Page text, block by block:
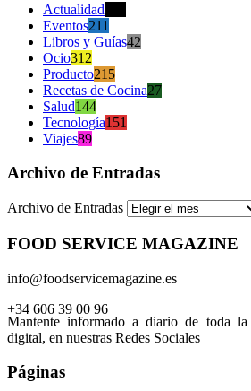
Actualidad
Eventos211
Libros y Guías42
Ocio312
Producto215
Recetas de Cocina27
Salud144
Tecnología151
Viajes89
Archivo de Entradas
Archivo de Entradas
FOOD SERVICE MAGAZINE
info@foodservicemagazine.es
+34 606 39 00 96
Mantente informado a diario de toda
digital, en nuestras Redes Sociales
Páginas